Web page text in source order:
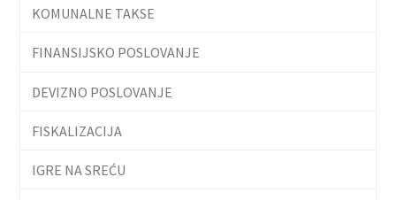
KOMUNALNE TAKSE
FINANSIJSKO POSLOVANJE
DEVIZNO POSLOVANJE
FISKALIZACIJA
IGRE NA SREĆU